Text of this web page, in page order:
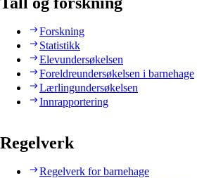
Forskning
Statistikk
Elevundersøkelsen
Foreldreundersøkelsen i barnehage
Lærlingundersøkelsen
Innrapportering
Regelverk
Regelverk for barnehage